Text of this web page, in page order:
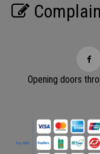
Complain
Opening doors